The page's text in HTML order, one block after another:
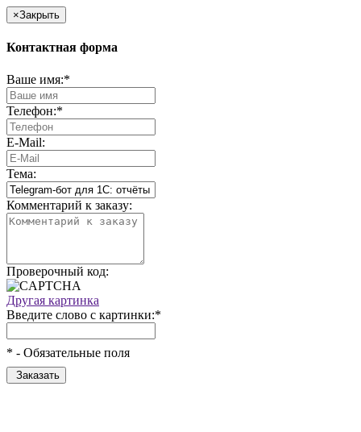
×Закрыть
Контактная форма
Ваше имя:*
Телефон:*
E-Mail:
Тема:
Комментарий к заказу:
Проверочный код:
Другая картинка
Введите слово с картинки:*
* - Обязательные поля